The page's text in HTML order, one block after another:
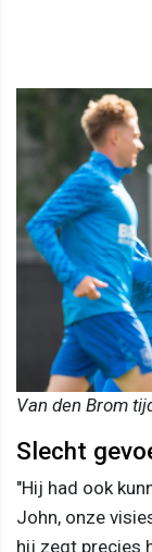
Van den Brom
Slecht
"Hij had ook
John, onze
hij zegt precies